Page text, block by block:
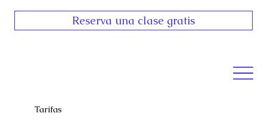
Reserva una clase gratis
Tarifas